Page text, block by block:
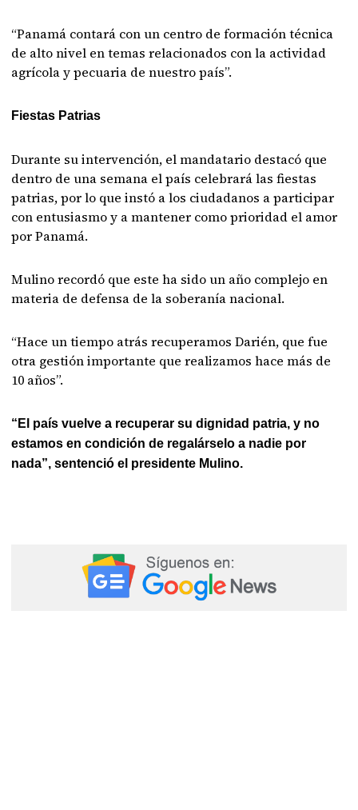
“Panamá contará con un centro de formación técnica
de alto nivel en temas relacionados con la actividad
agrícola y pecuaria de nuestro país”.
Fiestas Patrias
Durante su intervención, el mandatario destacó que
dentro de una semana el país celebrará las fiestas
patrias, por lo que instó a los ciudadanos a participar
con entusiasmo y a mantener como prioridad el amor
por Panamá.
Mulino recordó que este ha sido un año complejo en
materia de defensa de la soberanía nacional.
“Hace un tiempo atrás recuperamos Darién, que fue
otra gestión importante que realizamos hace más de
10 años”.
“El país vuelve a recuperar su dignidad patria, y no
estamos en condición de regalárselo a nadie por
nada”, sentenció el presidente Mulino.